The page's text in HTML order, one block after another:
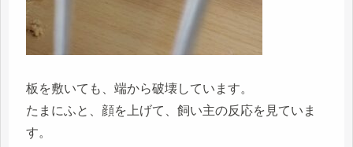
板を敷いても、端から破壊しています。
たまにふと、顔を上げて、飼い主の反応を見ていま
す。